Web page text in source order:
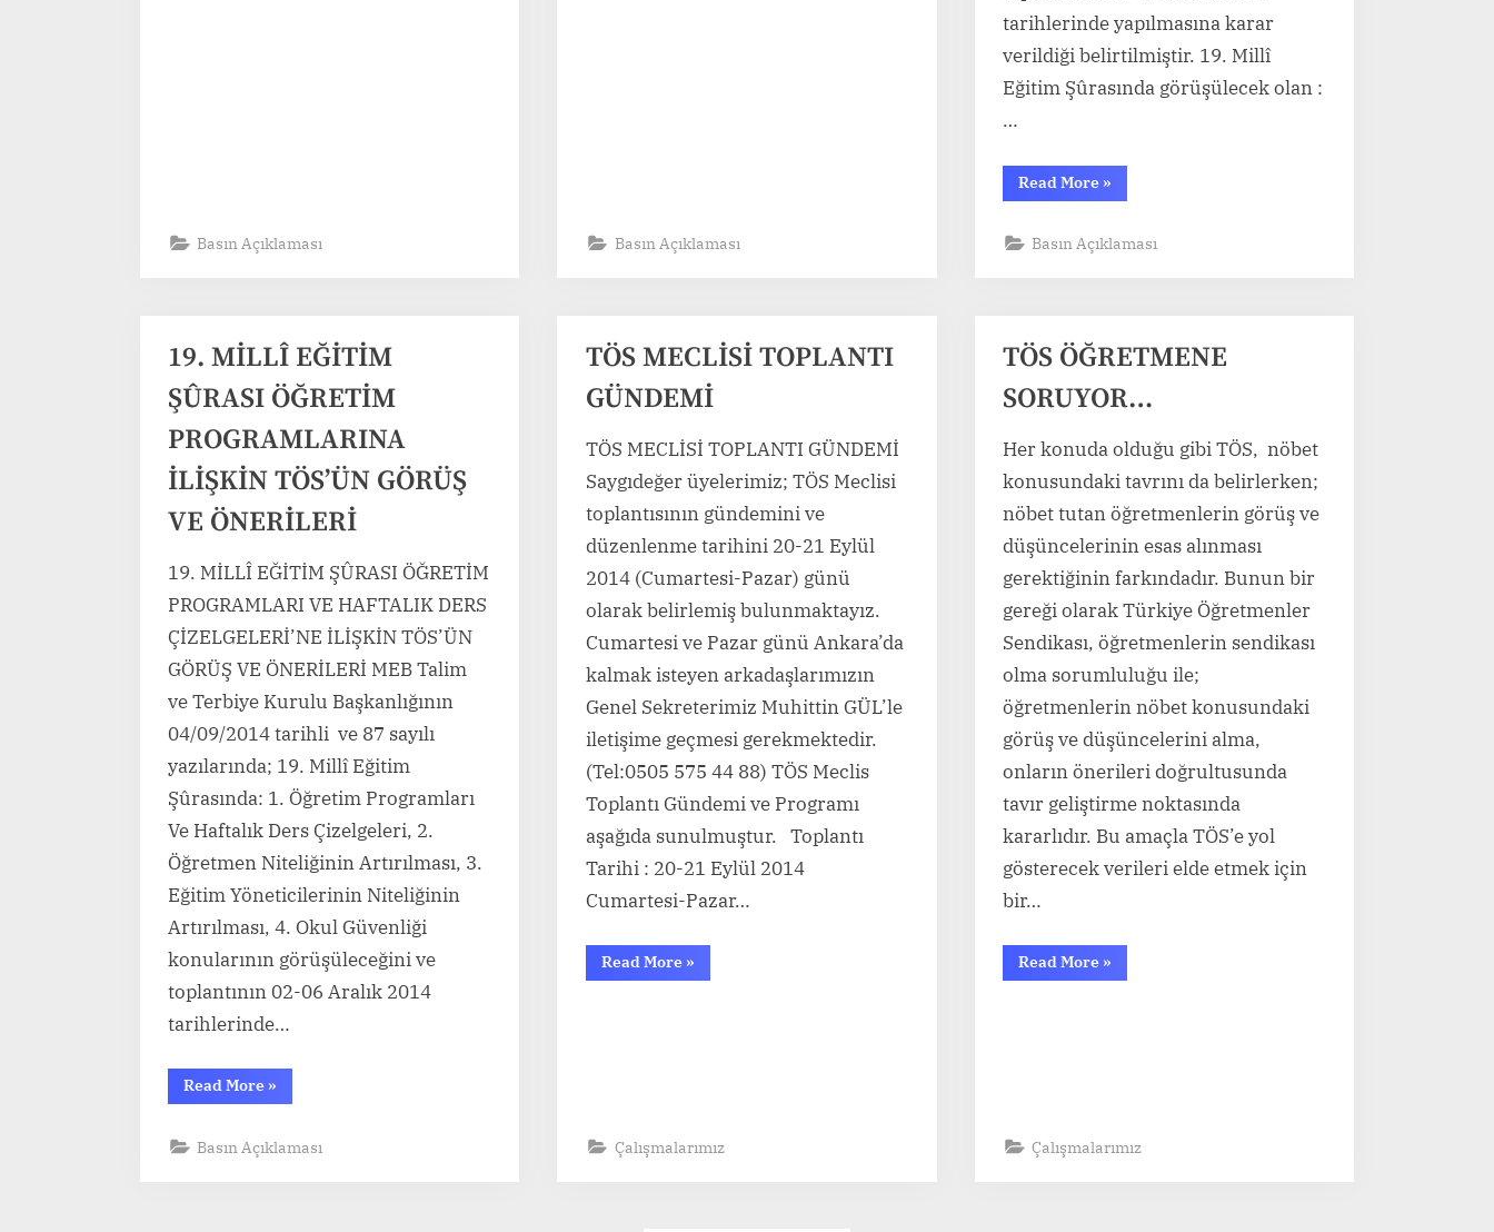
Basın Açıklaması Basın Açıklaması
tarihlerinde yapılmasına karar
verildiği belirtilmiştir. 19. Millî
Eğitim Şûrasında görüşülecek olan :
…
Read More“19.
TÖS’ÜN
»
Basın Açıklaması
19. MİLLÎ EĞİTİM
ŞÛRASI ÖĞRETİM
PROGRAMLARINA
İLİŞKİN TÖS’ÜN GÖRÜŞ
VE ÖNERİLERİ
19. MİLLÎ EĞİTİM ŞÛRASI ÖĞRETİM
PROGRAMLARI VE HAFTALIK DERS
ÇİZELGELERİ’NE İLİŞKİN TÖS’ÜN
GÖRÜŞ VE ÖNERİLERİ MEB Talim
ve Terbiye Kurulu Başkanlığının
04/09/2014 tarihli ve 87 sayılı
yazılarında; 19. Millî Eğitim
Şûrasında: 1. Öğretim Programları
Ve Haftalık Ders Çizelgeleri, 2.
Öğretmen Niteliğinin Artırılması, 3.
Eğitim Yöneticilerinin Niteliğinin
Artırılması, 4. Okul Güvenliği
konularının görüşüleceğini ve
toplantının 02-06 Aralık 2014
tarihlerinde…
Read More“19.
MİLLÎ
ÖĞRETİM
»
Basın Açıklaması
TÖS MECLİSİ TOPLANTI
GÜNDEMİ
TÖS MECLİSİ TOPLANTI GÜNDEMİ
Saygıdeğer üyelerimiz; TÖS Meclisi
toplantısının gündemini ve
düzenlenme tarihini 20-21 Eylül
2014 (Cumartesi-Pazar) günü
olarak belirlemiş bulunmaktayız.
Cumartesi ve Pazar günü Ankara’da
kalmak isteyen arkadaşlarımızın
Genel Sekreterimiz Muhittin GÜL’le
iletişime geçmesi gerekmektedir.
(Tel:0505 575 44 88) TÖS Meclis
Toplantı Gündemi ve Programı
aşağıda sunulmuştur. Toplantı
Tarihi : 20-21 Eylül 2014
Cumartesi-Pazar…
Read More“TÖS
MECLİSİ
»
Çalışmalarımız
TÖS ÖĞRETMENE
SORUYOR…
Her konuda olduğu gibi TÖS, nöbet
konusundaki tavrını da belirlerken;
nöbet tutan öğretmenlerin görüş ve
düşüncelerinin esas alınması
gerektiğinin farkındadır. Bunun bir
gereği olarak Türkiye Öğretmenler
Sendikası, öğretmenlerin sendikası
olma sorumluluğu ile;
öğretmenlerin nöbet konusundaki
görüş ve düşüncelerini alma,
onların önerileri doğrultusunda
tavır geliştirme noktasında
kararlıdır. Bu amaçla TÖS’e yol
gösterecek verileri elde etmek için
bir…
Read More“TÖS
ÖĞRETMENE
»
Çalışmalarımız